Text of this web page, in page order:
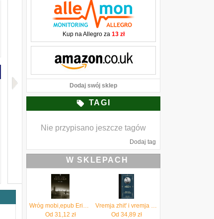
Kup na Allegro za 13 zł
Dodaj swój sklep
TAGI
Nie przypisano jeszcze tagów
Dodaj tag
W SKLEPACH
Wróg mobi,epub Erich Maria Remarque - ebook
Od 31,12 zł
Vremja zhit' i vremja umirat' Erich Maria Remarque
Od 34,89 zł